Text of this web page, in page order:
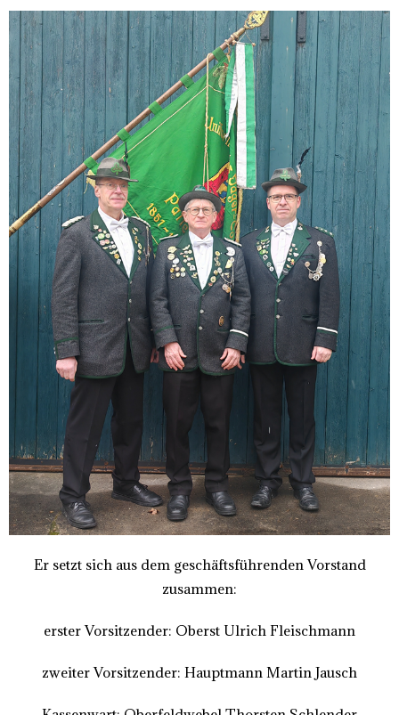
Er setzt sich aus dem geschäftsführenden Vorstand
zusammen:
erster Vorsitzender: Oberst Ulrich Fleischmann
zweiter Vorsitzender: Hauptmann Martin Jausch